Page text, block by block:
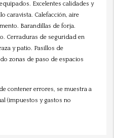
Excelentes calidades y
caravista. Calefacción, aire
Barandillas de forja.
Cerraduras de seguridad en
y patio. Pasillos de
zonas de paso de espacios
contener errores, se muestra a
(impuestos y gastos no